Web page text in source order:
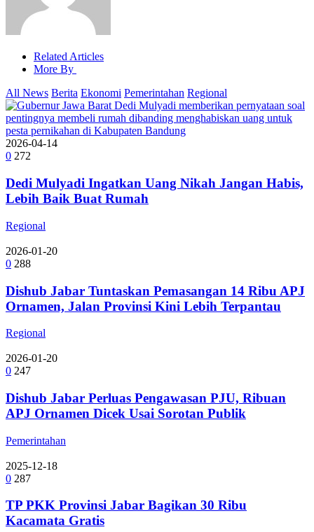
Related Articles
More By
All News Berita Ekonomi Pemerintahan Regional
2026-04-14
0 272
Dedi Mulyadi Ingatkan Uang Nikah Jangan Habis,
Lebih Baik Buat Rumah
Regional
2026-01-20
0 288
Dishub Jabar Tuntaskan Pemasangan 14 Ribu APJ
Ornamen, Jalan Provinsi Kini Lebih Terpantau
Regional
2026-01-20
0 247
Dishub Jabar Perluas Pengawasan PJU, Ribuan
APJ Ornamen Dicek Usai Sorotan Publik
Pemerintahan
2025-12-18
0 287
TP PKK Provinsi Jabar Bagikan 30 Ribu
Kacamata Gratis